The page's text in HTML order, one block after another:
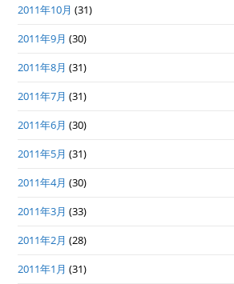
2011年10月 (31)
2011年9月 (30)
2011年8月 (31)
2011年7月 (31)
2011年6月 (30)
2011年5月 (31)
2011年4月 (30)
2011年3月 (33)
2011年2月 (28)
2011年1月 (31)